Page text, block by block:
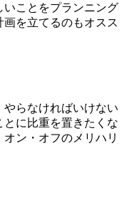
いことをプランニング
を立てるのもオスス
らなければいけない
に比重を置きたくな
ン・オフのメリハリ